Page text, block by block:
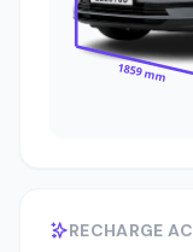
1859 mm
RECHARGE AC